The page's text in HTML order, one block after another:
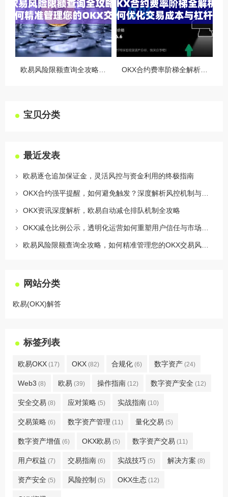
宝贝分类
最近发表
欧易逐仓追加保证金，灵活风控与资金利用的终极指南
OKX资讯深度解析，欧易自动减仓排队机制全攻略
网站分类
欧易(OKX)解答
标签列表
欧易OKX (17) OKX (82) 合规化 (6) 数字资产 (24)
Web3 (8) 欧易 (39) 操作指南 (12) 数字资产安全 (12)
安全交易 (8) 应对策略 (5) 实战指南 (10)
交易策略 (6) 数字资产管理 (11) 量化交易 (5)
数字资产增值 (6) OKX欧易 (5) 数字资产交易 (11)
用户权益 (7) 交易指南 (6) 实战技巧 (5) 解决方案 (8)
资产安全 (5) 风险控制 (5) OKX生态 (12)